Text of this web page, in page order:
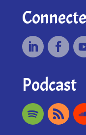
Podcast